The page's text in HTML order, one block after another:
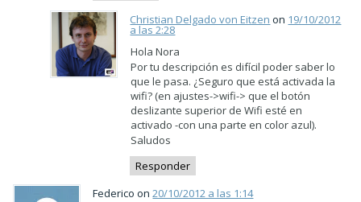
Christian Delgado von Eitzen on 19/10/2012
a las 2:28
Hola Nora
Por tu descripción es difícil poder saber lo
que le pasa. ¿Seguro que está activada la
wifi? (en ajustes->wifi-> que el botón
deslizante superior de Wifi esté en
activado -con una parte en color azul).
Saludos
Responder
Federico on20/10/2012 a las 1:14